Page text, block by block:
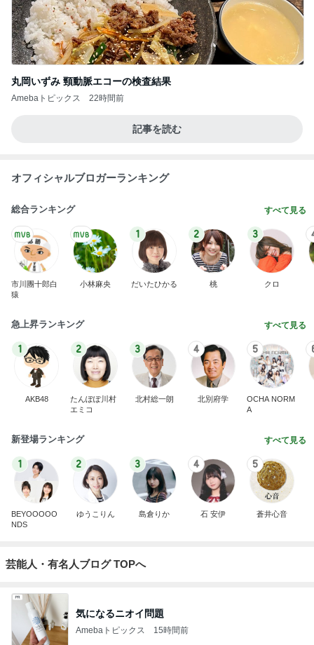
丸岡いずみ 頸動脈エコーの検査結果
Amebaトピックス 22時間前
記事を読む
オフィシャルブロガーランキング
総合ランキング すべて見る
市川團十郎白
猿
小林麻央
1
だいたひかる
2
桃
3
クロ
急上昇ランキング すべて見る
1
AKB48
2
たんぽぽ川村
エミコ
3
北村総一朗
4
北別府学
5
OCHA NORM
A
新登場ランキング すべて見る
1
BEYOOOOO
NDS
2
ゆうこりん
3
島倉りか
4
石 安伊
5
蒼井心音
芸能人・有名人ブログ TOPへ
気になるニオイ問題
Amebaトピックス 15時間前